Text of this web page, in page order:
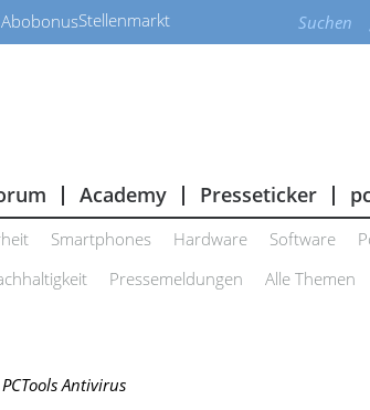
AbobonusStellenmarkt
Academy Presseticker
Smartphones Hardware Software
Pressemeldungen Alle Themen
PCTools Antivirus